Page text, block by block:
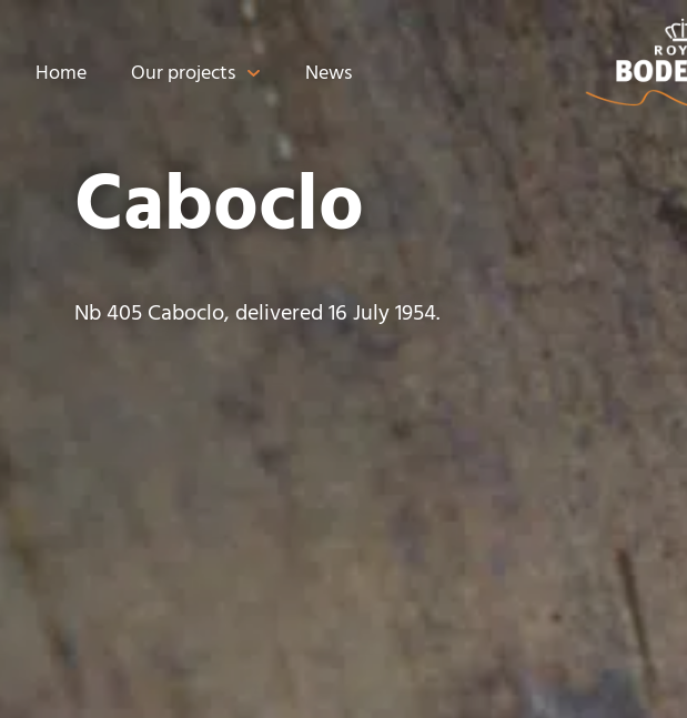
Home Our projects News
Caboclo
Nb 405 Caboclo, delivered 16 July 1954.